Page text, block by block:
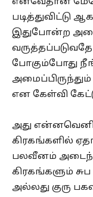
எனவேதான்
படித்துவிட்டு
இதுபோன்ற
போகும்போது
என கேள்வி
அது
கிரகங்களில்
பலவீனம்
கிரகங்களும்
அல்லது குரு